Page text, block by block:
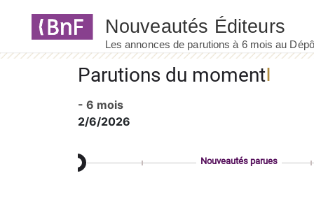
Parutions du moment
- 6 mois
2/6/2026
Nouveautés parues